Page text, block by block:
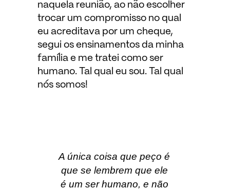
naquela reunião, ao não escolher
trocar um compromisso no qual
eu acreditava por um cheque,
segui os ensinamentos da minha
família e me tratei como ser
humano. Tal qual eu sou. Tal qual
nós somos!
A única coisa que peço é
que se lembrem que ele
é um ser humano, e não